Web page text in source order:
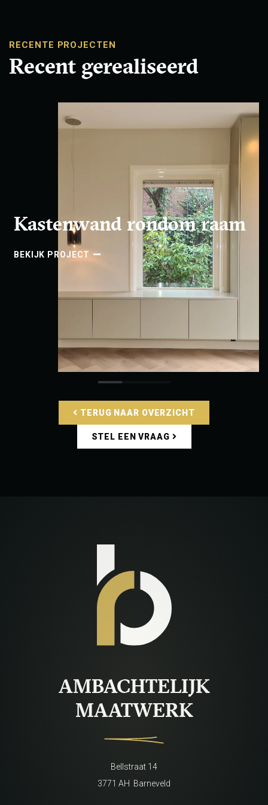
RECENTE PROJECTEN
Recent gerealiseerd
Kastenwand rondom raam
BEKIJK PROJECT
TERUG NAAR OVERZICHT
STEL EEN VRAAG
AMBACHTELIJK
MAATWERK
Bellstraat 14
3771 AH Barneveld